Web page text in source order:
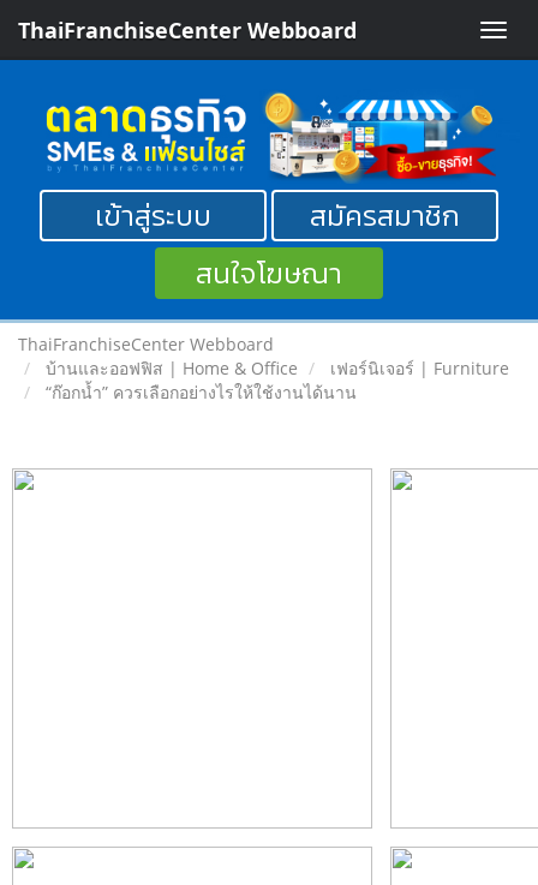
Toggle
ThaiFranchiseCenter Webboard
เข้าสู่ระบบ
สมัครสมาชิก
สนใจโฆษณา
ThaiFranchiseCenter Webboard
บ้านและออฟฟิส | Home & Office
เฟอร์นิเจอร์ | Furniture
“ก๊อกน้ำ” ควรเลือกอย่างไรให้ใช้งานได้นาน